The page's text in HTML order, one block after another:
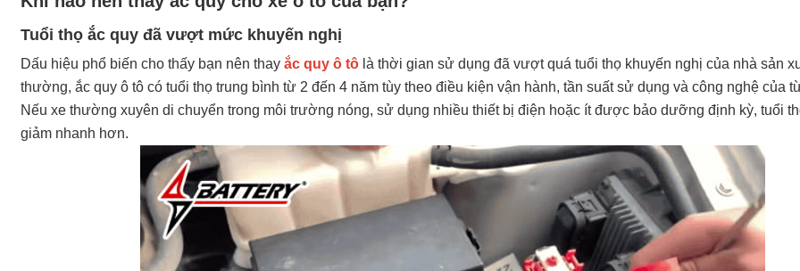
Tuổi thọ ắc quy đã vượt mức khuyến nghị
Dấu hiệu phổ biến cho thấy bạn nên thay ắc quy ô tôlà thời gian sử dụng đã vượt quá tuổi thọ khuyến nghị của nhà sản
thường, ắc quy ô tô có tuổi thọ trung bình từ 2 đến 4 năm tùy theo điều kiện vận hành, tần suất sử dụng và công nghệ của
Nếu xe thường xuyên di chuyển trong môi trường nóng, sử dụng nhiều thiết bị điện hoặc ít được bảo dưỡng định kỳ, tuổi
giảm nhanh hơn.